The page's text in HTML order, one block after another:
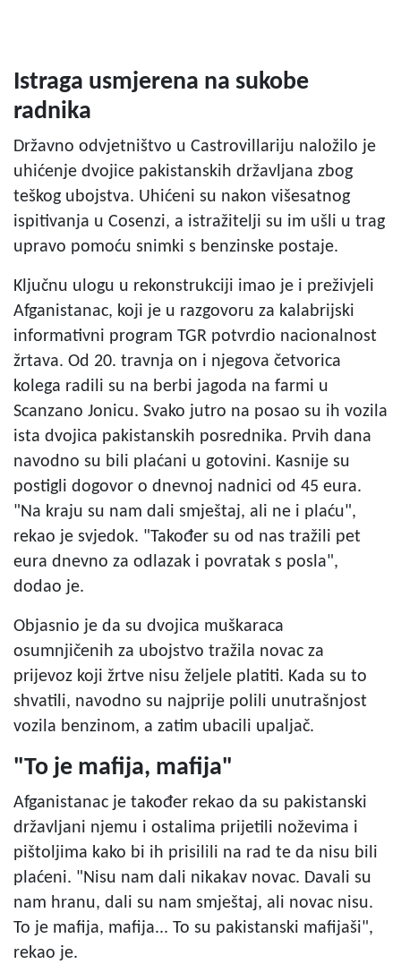
Istraga usmjerena na sukobe
radnika
Državno odvjetništvo u Castrovillariju naložilo je
uhićenje dvojice pakistanskih državljana zbog
teškog ubojstva. Uhićeni su nakon višesatnog
ispitivanja u Cosenzi, a istražitelji su im ušli u trag
upravo pomoću snimki s benzinske postaje.
Ključnu ulogu u rekonstrukciji imao je i preživjeli
Afganistanac, koji je u razgovoru za kalabrijski
informativni program TGR potvrdio nacionalnost
žrtava. Od 20. travnja on i njegova četvorica
kolega radili su na berbi jagoda na farmi u
Scanzano Jonicu. Svako jutro na posao su ih vozila
ista dvojica pakistanskih posrednika. Prvih dana
navodno su bili plaćani u gotovini. Kasnije su
postigli dogovor o dnevnoj nadnici od 45 eura.
"Na kraju su nam dali smještaj, ali ne i plaću",
rekao je svjedok. "Također su od nas tražili pet
eura dnevno za odlazak i povratak s posla",
dodao je.
Objasnio je da su dvojica muškaraca
osumnjičenih za ubojstvo tražila novac za
prijevoz koji žrtve nisu željele platiti. Kada su to
shvatili, navodno su najprije polili unutrašnjost
vozila benzinom, a zatim ubacili upaljač.
"To je mafija, mafija"
Afganistanac je također rekao da su pakistanski
državljani njemu i ostalima prijetili noževima i
pištoljima kako bi ih prisilili na rad te da nisu bili
plaćeni. "Nisu nam dali nikakav novac. Davali su
nam hranu, dali su nam smještaj, ali novac nisu.
To je mafija, mafija... To su pakistanski mafijaši",
rekao je.